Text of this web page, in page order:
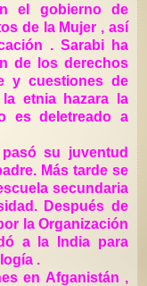
el gobierno de
de la Mujer , así
. Sarabi ha
de los derechos
y cuestiones de
etnia hazara la
es deletreado a
su juventud
Más tarde se
secundaria
Después de
la Organización
a la India para
.
,